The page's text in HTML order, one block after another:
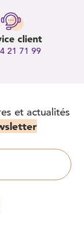
client
21 71 99
et actualités